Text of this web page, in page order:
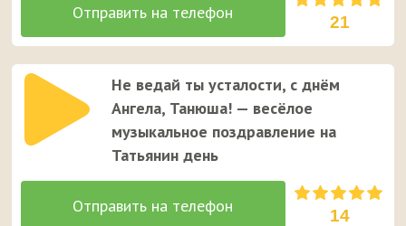
21
Не ведай ты усталости, с днём
Ангела, Танюша! — весёлое
музыкальное поздравление на
Татьянин день
14